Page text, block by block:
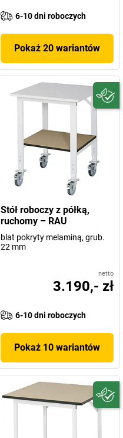
6-10 dni roboczych
Pokaż 20 wariantów
Stół roboczy z półką,
ruchomy – RAU
blat pokryty melaminą, grub.
22 mm
netto
3.190,- zł
6-10 dni roboczych
Pokaż 10 wariantów